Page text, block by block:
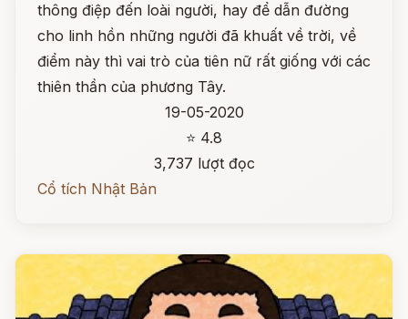
thông điệp đến loài người, hay để dẫn đường
cho linh hồn những người đã khuất về trời, về
điểm này thì vai trò của tiên nữ rất giống với các
thiên thần của phương Tây.
19-05-2020
⭐ 4.8
3,737 lượt đọc
Cổ tích Nhật Bản